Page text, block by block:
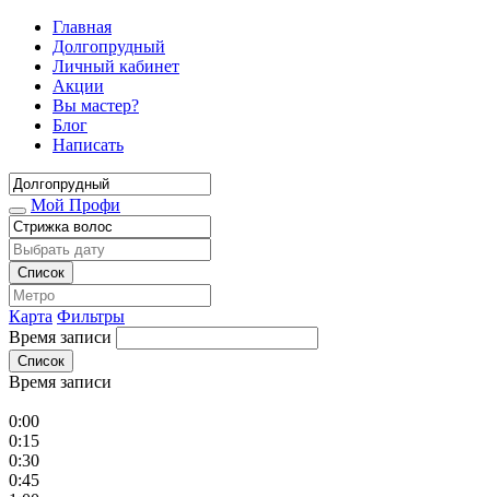
Главная
Долгопрудный
Личный кабинет
Акции
Вы мастер?
Блог
Написать
Мой Профи
Список
Карта Фильтры
Время записи
Список
Время записи
0:00
0:15
0:30
0:45